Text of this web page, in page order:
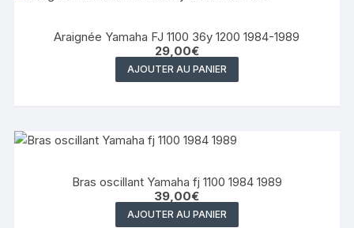
Araignée Yamaha FJ 1100 36y 1200 1984-1989
29,00€
AJOUTER AU PANIER
Bras oscillant Yamaha fj 1100 1984 1989
39,00€
AJOUTER AU PANIER